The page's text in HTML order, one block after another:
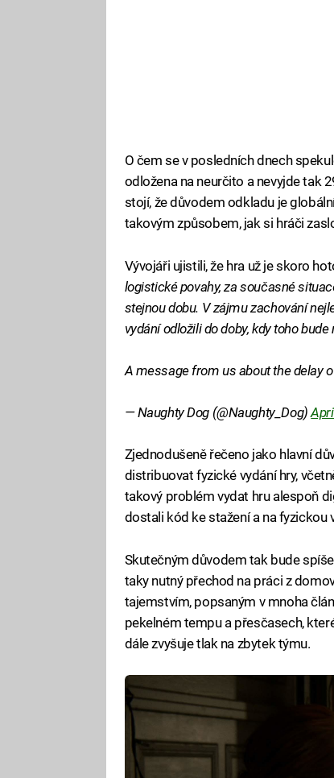
O čem se v posledních dnech
odložena na neurčito a nevyjde tak
stojí, že důvodem odkladu je
takovým způsobem, jak si hráči
Vývojáři ujistili, že hra už je skoro
logistické povahy, za současné
stejnou dobu. V zájmu zachování
vydání odložili do doby, kdy toho
A message from us about the delay
— Naughty Dog (@Naughty_Dog)
Zjednodušeně řečeno jako hlavní
distribuovat fyzické vydání hry,
takový problém vydat hru alespoň
dostali kód ke stažení a na fyzickou
Skutečným důvodem tak bude
taky nutný přechod na práci z
tajemstvím, popsaným v mnoha
pekelném tempu a přesčasech,
dále zvyšuje tlak na zbytek týmu.